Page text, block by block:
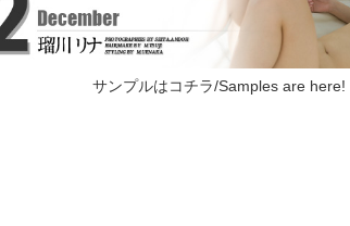
サンプルはコチラ/Samples are here!